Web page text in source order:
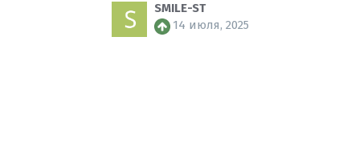
SMILE-ST
14 июля, 2025